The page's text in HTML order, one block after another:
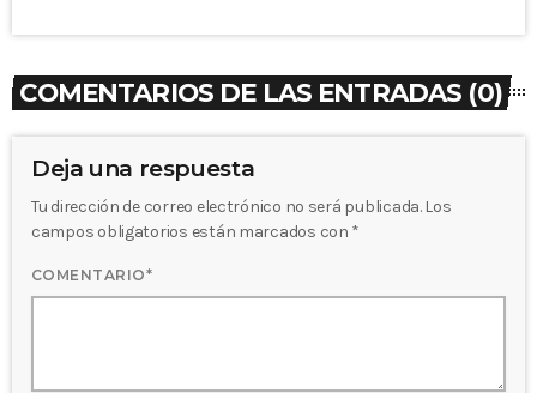
COMENTARIOS DE LAS ENTRADAS (0)
Deja una respuesta
Tu dirección de correo electrónico no será publicada. Los
campos obligatorios están marcados con *
COMENTARIO*